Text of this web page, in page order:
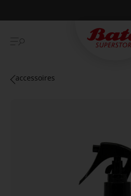
Betaal achteraf met Klarna
accessoires